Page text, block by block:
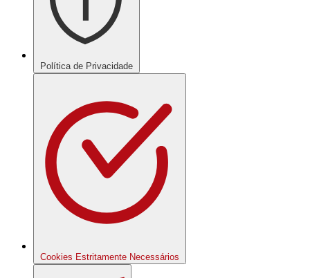
Política de Privacidade
Cookies Estritamente Necessários